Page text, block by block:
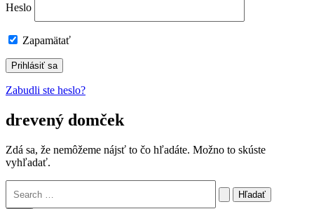
Heslo
Zapamätať
Zabudli ste heslo?
drevený domček
Zdá sa, že nemôžeme nájsť to čo hľadáte. Možno to skúste
vyhľadať.
Vyhľadať: